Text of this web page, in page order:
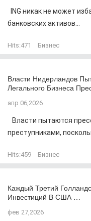
ING никак не может
банковских активов...
Hits:471 Бизнес
Власти Нидерландов
Легального Бизнеса
апр 06,2026
Власти пытаются
преступниками,
Hits:459 Бизнес
Каждый Третий
Инвестиций В США …
фев 27,2026